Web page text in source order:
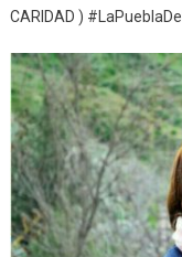
CARIDAD )